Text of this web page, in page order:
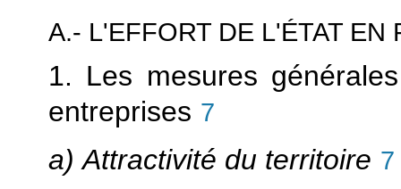
A.- L'EFFORT DE L'ÉTAT EN
1. Les mesures
entreprises 7
a) Attractivité du territoire 7